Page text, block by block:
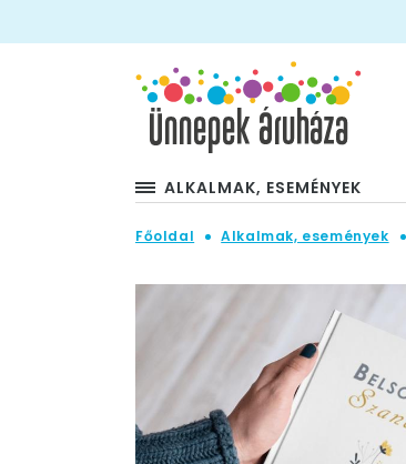
ALKALMAK, ESEMÉNYEK
Főoldal Alkalmak, események